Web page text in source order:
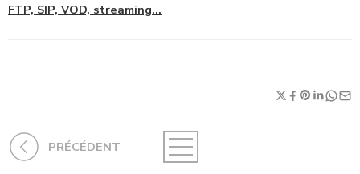
FTP, SIP, VOD, streaming…
PRÉCÉDENT